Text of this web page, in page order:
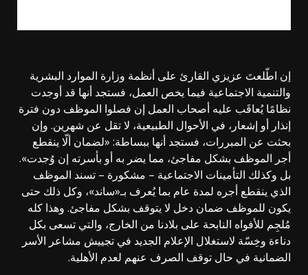
إن اطّلعتَ عزيزي القارئ على أنظمة وزارة الموارد البشرية
والتنمية الاجتماعية فيما يخص العمل، فستجد أنها قد أوجدت
نظامًا يُعاقَب عليه أصحاب العمل إن فصلوا الموظف دون فترة
إنذار أو إشعار، في الأحوال الطبيعية، لا تقل عن شهرين. وإن
بحثت عن المبررات، فستجد أنها ببساطة: «لضمان ألّا ينقطع
أجر الموظف بشكل مفاجئ، مما يضر به أو بأسرته إن وُجدت».
بل وكذلك التأمينات الاجتماعية – مشكورة – تسند الموظف
الذي ينقطع أجره لمدة عام بما يُعرف بـ«ساند»، وكل ذلك حتى
يكون للموظف ضمان دخل لا يتوقف بشكل مفاجئ. وهذا كله
مُلجِم للأفواه النابحة على بلادنا من الخارج، والتي تسعى بكل
دناءة وخِسّة لاستغلال الإعلام الجديد في تجييش مشاعر الأسر
الضمانية في حال توقف الصرف عنهم لعدم الأهلية.